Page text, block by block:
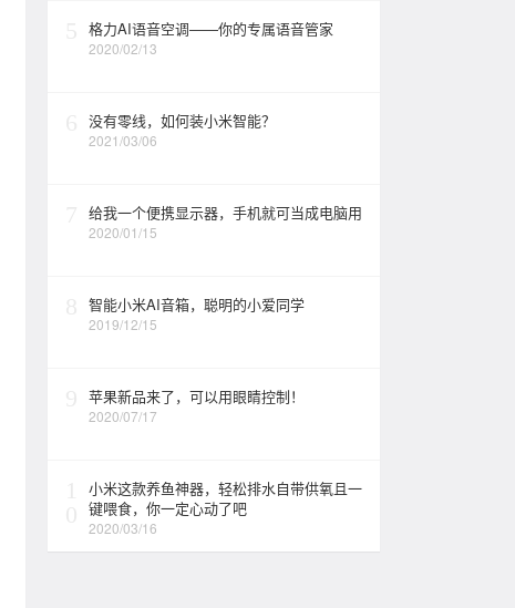
格力AI语音空调——你的专属语音管家
2020/02/13
没有零线，如何装小米智能？
2021/03/06
给我一个便携显示器，手机就可当成电脑用
2020/01/15
智能小米AI音箱，聪明的小爱同学
2019/12/15
苹果新品来了，可以用眼睛控制！
2020/07/17
小米这款养鱼神器，轻松排水自带供氧且一
键喂食，你一定心动了吧
2020/03/16